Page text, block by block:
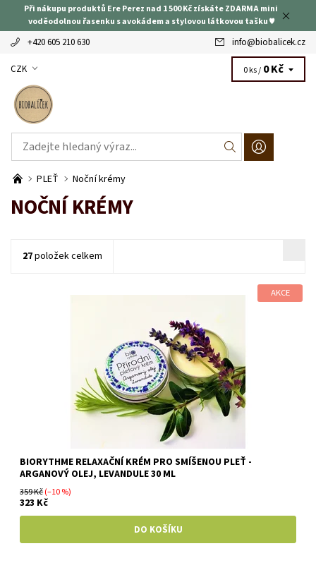
Při nákupu produktů Ere Perez nad 1 500 Kč získáte ZDARMA mini
voděodolnou řasenku s avokádem a stylovou látkovou tašku ♥
+420 605 210 630 info@biobalicek.cz
CZK 0 ks / 0 Kč
PLEŤ Noční krémy
NOČNÍ KRÉMY
27položek celkem
AKCE
BIORYTHME RELAXAČNÍ KRÉM PRO SMÍŠENOU PLEŤ -
ARGANOVÝ OLEJ, LEVANDULE 30 ML
359 Kč(–10 %)
323 Kč